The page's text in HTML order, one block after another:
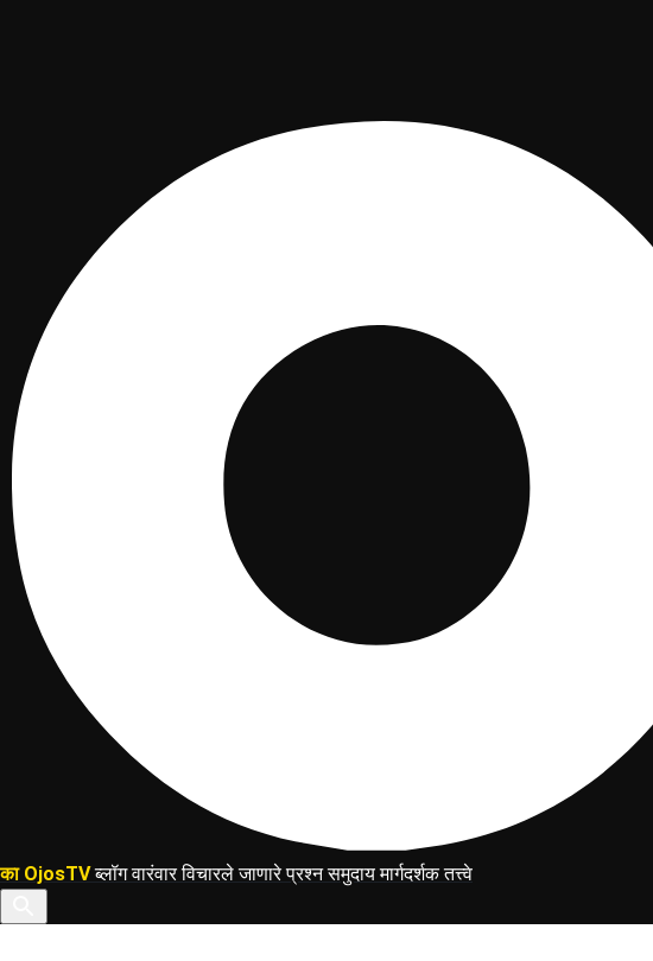
का OjosTV ब्लॉग वारंवार विचारले जाणारे प्रश्न समुदाय मार्गदर्शक तत्त्वे